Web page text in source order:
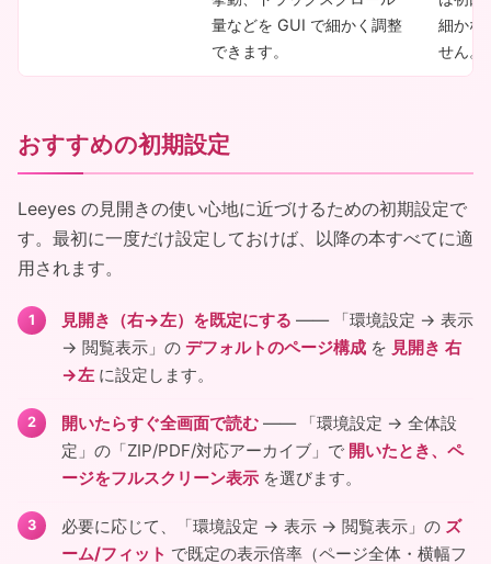
量などを GUI で細かく調整
できます。
細かな
せん。
おすすめの初期設定
Leeyes の見開きの使い心地に近づけるための初期設定で
す。最初に一度だけ設定しておけば、以降の本すべてに適
用されます。
見開き（右→左）を既定にする ―― 「環境設定 → 表示
→ 閲覧表示」の デフォルトのページ構成 を 見開き 右
→左 に設定します。
開いたらすぐ全画面で読む ―― 「環境設定 → 全体設
定」の「ZIP/PDF/対応アーカイブ」で 開いたとき、ペ
ージをフルスクリーン表示 を選びます。
必要に応じて、「環境設定 → 表示 → 閲覧表示」の ズ
ーム/フィット で既定の表示倍率（ページ全体・横幅フ